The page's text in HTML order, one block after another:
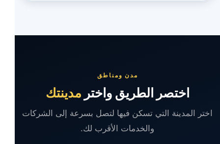
مدن ومناطق
اختصر الطريق واختر مدينتك
اختر المدينة التي تسكن فيها لتصل بسرعة إلى الشركات
والخدمات الأقرب لك.